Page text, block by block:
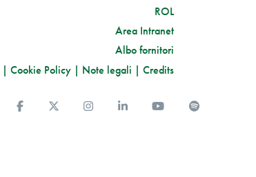
ROL
Area Intranet
Albo fornitori
| Cookie Policy | Note legali | Credits
Facebook Twitter Instagram LinkedinYou TubeSpotify